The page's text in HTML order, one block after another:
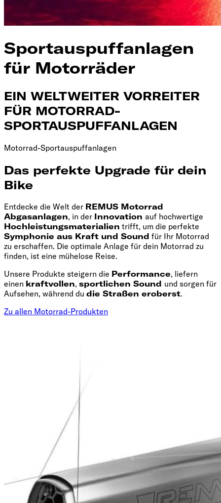
Sportauspuffanlagen
für Motorräder
EIN WELTWEITER VORREITER
FÜR MOTORRAD-
SPORTAUSPUFFANLAGEN
Motorrad-Sportauspuffanlagen
Das perfekte Upgrade für dein
Bike
Entdecke die Welt der REMUS Motorrad
Abgasanlagen, in der Innovation auf hochwertige
Hochleistungsmaterialien trifft, um die perfekte
Symphonie aus Kraft und Sound für Ihr Motorrad
zu erschaffen. Die optimale Anlage für dein Motorrad zu
finden, ist eine mühelose Reise.
Unsere Produkte steigern die Performance, liefern
einen kraftvollen, sportlichen Sound und sorgen für
Aufsehen, während du die Straßen eroberst.
Zu allen Motorrad-Produkten